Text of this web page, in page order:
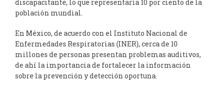
discapacitante, lo que representaría 10 por ciento de la
población mundial.
En México, de acuerdo con el Instituto Nacional de
Enfermedades Respiratorias (INER), cerca de 10
millones de personas presentan problemas auditivos,
de ahí la importancia de fortalecer la información
sobre la prevención y detección oportuna.